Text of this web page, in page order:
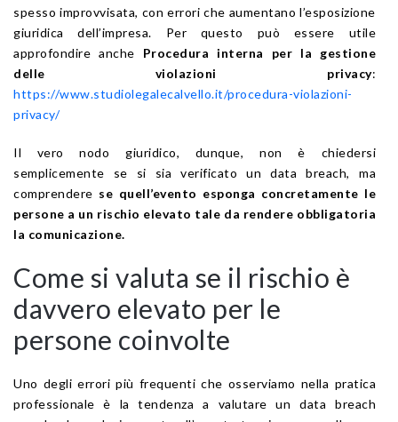
spesso improvvisata, con errori che aumentano l’esposizione
giuridica dell’impresa. Per questo può essere utile
approfondire anche Procedura interna per la gestione
delle violazioni privacy:
https://www.studiolegalecalvello.it/procedura-violazioni-
privacy/
Il vero nodo giuridico, dunque, non è chiedersi
semplicemente se si sia verificato un data breach, ma
comprendere se quell’evento esponga concretamente le
persone a un rischio elevato tale da rendere obbligatoria
la comunicazione.
Come si valuta se il rischio è
davvero elevato per le
persone coinvolte
Uno degli errori più frequenti che osserviamo nella pratica
professionale è la tendenza a valutare un data breach